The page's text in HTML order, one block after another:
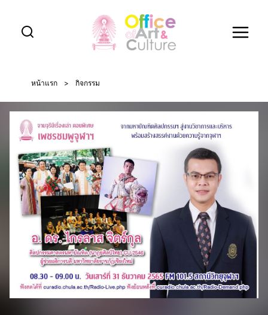
content
หน้าแรก > กิจกรรม